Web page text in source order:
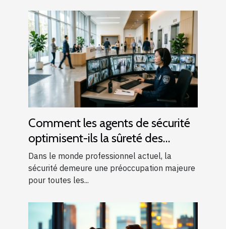
Comment les agents de sécurité
optimisent-ils la sûreté des
entreprises ?
Dans le monde professionnel actuel, la
sécurité demeure une préoccupation majeure
pour toutes les...